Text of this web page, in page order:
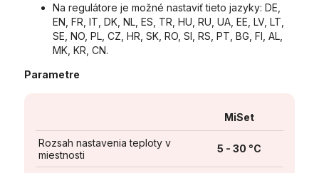
Na regulátore je možné nastaviť tieto jazyky: DE,
EN, FR, IT, DK, NL, ES, TR, HU, RU, UA, EE, LV, LT,
SE, NO, PL, CZ, HR, SK, RO, SI, RS, PT, BG, FI, AL,
MK, KR, CN.
Parametre
MiSet
Rozsah nastavenia teploty v
miestnosti
5 - 30 °C